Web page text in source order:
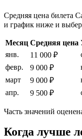
Средняя цена билета
и график ниже и
Месяц Средняя цена
янв.
11 000 ₽
февр.
9 000 ₽
март
9 000 ₽
апр.
9 500 ₽
Часть значений
Когда лучше